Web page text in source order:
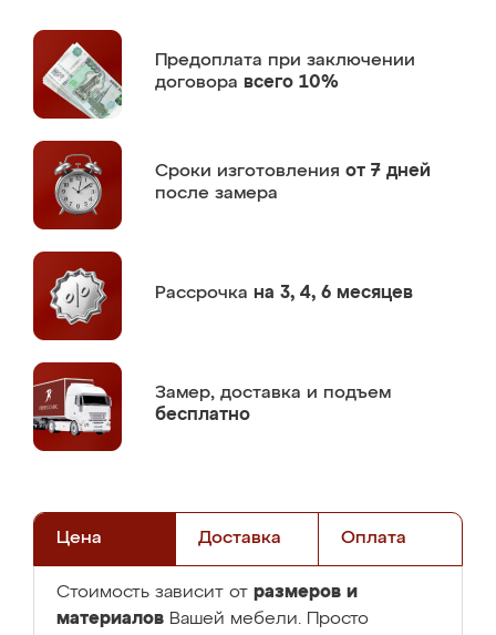
Предоплата при заключении
договора всего 10%
Сроки изготовления от 7 дней
после замера
Рассрочка на 3, 4, 6 месяцев
Замер, доставка и подъем
бесплатно
Цена Доставка Оплата
Стоимость зависит от размеров и
материалов Вашей мебели. Просто